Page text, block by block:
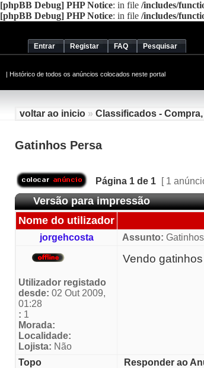
[phpBB Debug] PHP Notice: in file /includes/
[phpBB Debug] PHP Notice: in file /includes/
Entrar Registar FAQ Pesquisar
| Histórico de todos os anúncios colocados neste portal
voltar ao inicio » Classificados -
Gatinhos Persa
Página 1 de 1 [ 1
Versão para impressão
Nome do utilizador
jorgehcosta Assunto:
Utilizador registado
desde: 02 Out 2009,
01:28
: 1
Morada:
Localidade:
Lojista: Não
Vendo
Topo Responder ao